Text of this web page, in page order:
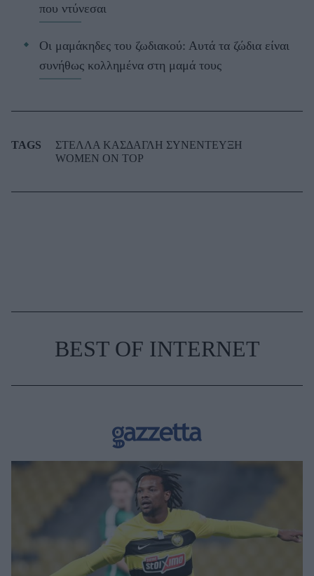
που ντύνεσαι
Οι μαμάκηδες του ζωδιακού: Αυτά τα ζώδια είναι
συνήθως κολλημένα στη μαμά τους
TAGS
ΣΤΕΛΛΑ ΚΑΣΔΑΓΛΗ ΣΥΝΕΝΤΕΥΞΗ
WOMEN ON TOP
BEST OF INTERNET